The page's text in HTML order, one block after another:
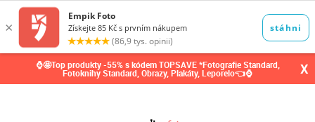
⌚🤩Top produkty -55% s kódem TOPSAVE *Fotografie Standard,
Fotoknihy Standard, Obrazy, Plakáty, Leporelo👈⌚ X